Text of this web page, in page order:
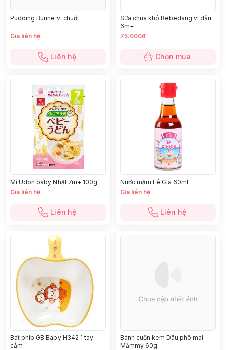
Pudding Burine vị chuối
Giá liên hệ
Liên hệ
Sữa chua khô Bebedang vị dâu
6m+
75.000đ
Chọn mua
Mì Udon baby Nhật 7m+ 100g
Giá liên hệ
Liên hệ
Nước mắm Lê Gia 60ml
Giá liên hệ
Liên hệ
Bát phíp GB Baby H342 1 tay
cầm
Bánh cuộn kem Dâu phô mai
Mămmy 60g